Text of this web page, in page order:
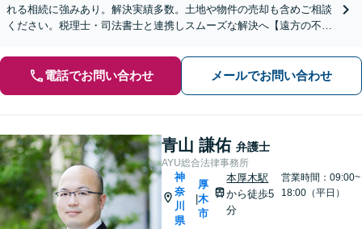
れる相続に強みあり。解決実績多数。土地や物件の売却も含めご相談
ください。税理士・司法書士と連携しスムーズな解決へ【遠方の不動
電話でお問い合わせ メールでお問い合わせ
青山 謙佑 弁護士
AYU総合法律事務所
神
奈
川
県
厚
木
市
本厚木駅
から徒歩5
分
営業時間：09:00~
18:00（平日）